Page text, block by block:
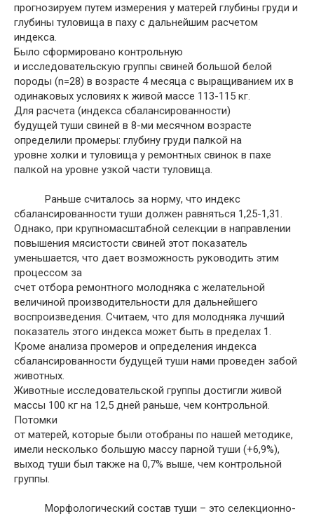
прогнозируем путем измерения у матерей глубины груди и
глубины туловища в паху с дальнейшим расчетом
индекса.
Было сформировано контрольную
и исследовательскую группы свиней большой белой
породы (n=28) в возрасте 4 месяца с выращиванием их в
одинаковых условиях к живой массе 113-115 кг.
Для расчета (индекса сбалансированности)
будущей туши свиней в 8-ми месячном возрасте
определили промеры: глубину груди палкой на
уровне холки и туловища у ремонтных свинок в пахе
палкой на уровне узкой части туловища.
Раньше считалось за норму, что индекс
сбалансированности туши должен равняться 1,25-1,31.
Однако, при крупномасштабной селекции в направлении
повышения мясистости свиней этот показатель
уменьшается, что дает возможность руководить этим
процессом за
счет отбора ремонтного молодняка с желательной
величиной производительности для дальнейшего
воспроизведения. Считаем, что для молодняка лучший
показатель этого индекса может быть в пределах 1.
Кроме анализа промеров и определения индекса
сбалансированности будущей туши нами проведен забой
животных.
Животные исследовательской группы достигли живой
массы 100 кг на 12,5 дней раньше, чем контрольной.
Потомки
от матерей, которые были отобраны по нашей методике,
имели несколько большую массу парной туши (+6,9%),
выход туши был также на 0,7% выше, чем контрольной
группы.
Морфологический состав туши – это селекционно-